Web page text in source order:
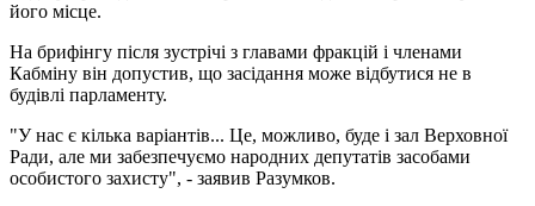
його місце.
На брифінгу після зустрічі з главами фракцій і членами
Кабміну він допустив, що засідання може відбутися не в
будівлі парламенту.
"У нас є кілька варіантів... Це, можливо, буде і зал Верховної
Ради, але ми забезпечуємо народних депутатів засобами
особистого захисту", - заявив Разумков.